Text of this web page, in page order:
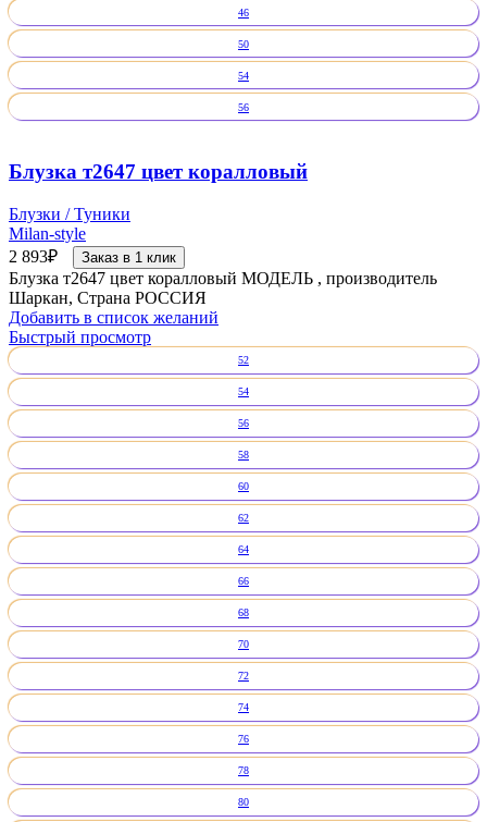
46
50
54
56
Блузка т2647 цвет коралловый
Блузки / Туники
Milan-style
2 893₽ Заказ в 1 клик
Блузка т2647 цвет коралловый МОДЕЛЬ , производитель
Шаркан, Страна РОССИЯ
Добавить в список желаний
Быстрый просмотр
52
54
56
58
60
62
64
66
68
70
72
74
76
78
80